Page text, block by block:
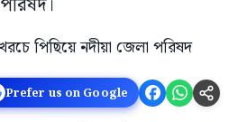
Prefer us on Google